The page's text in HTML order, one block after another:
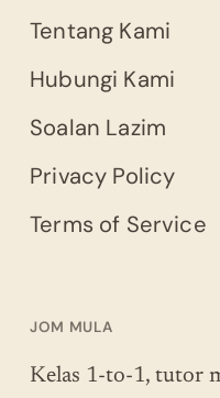
Tentang Kami
Hubungi Kami
Soalan Lazim
Privacy Policy
Terms of Service
JOM MULA
Kelas 1-to-1, tutor